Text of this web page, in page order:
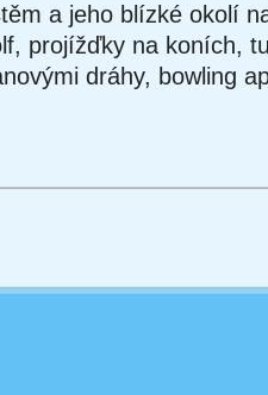
a jeho blízké okolí
projížďky na koních,
dráhy, bowling